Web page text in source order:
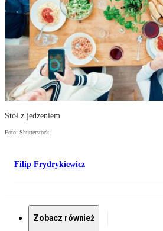
Stół z jedzeniem
Foto: Shutterstock
Filip Frydrykiewicz
Zobacz również